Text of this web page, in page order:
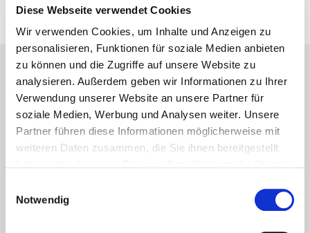
Diese Webseite verwendet Cookies
Wir verwenden Cookies, um Inhalte und Anzeigen zu
personalisieren, Funktionen für soziale Medien anbieten
zu können und die Zugriffe auf unsere Website zu
analysieren. Außerdem geben wir Informationen zu Ihrer
Verwendung unserer Website an unsere Partner für
soziale Medien, Werbung und Analysen weiter. Unsere
Partner führen diese Informationen möglicherweise mit
weiteren Daten zusammen, die Sie ihnen bereitgestellt
Notwendig
Lesetipps
UNSERE EMPFEHLUNGEN